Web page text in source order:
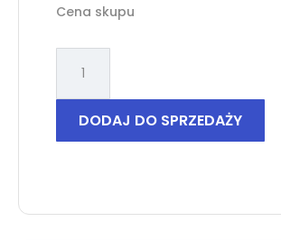
Cena skupu
Oppo
Reno
DODAJ DO SPRZEDAŻY